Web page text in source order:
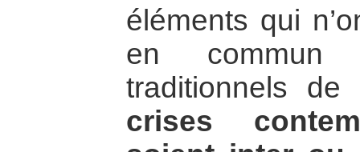
éléments qui
en
traditionnels
crises